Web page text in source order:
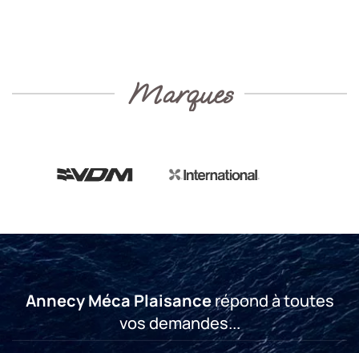
Marques
Annecy Méca Plaisancerépond à toutes
vos demandes...